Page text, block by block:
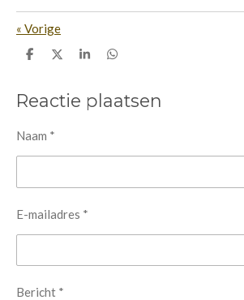
« Vorige
D
e
n
D
l
S
e
D
e
n
Reactie plaatsen
Naam *
E-mailadres *
Bericht *